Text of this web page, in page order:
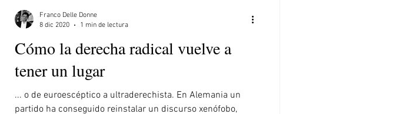
Cómo la derecha radical vuelve a
tener un lugar
... o de euroescéptico a ultraderechista. En Alemania un
partido ha conseguido reinstalar un discurso xenófobo,
Franco Delle Donne
8 dic 2020
1 min de lectura